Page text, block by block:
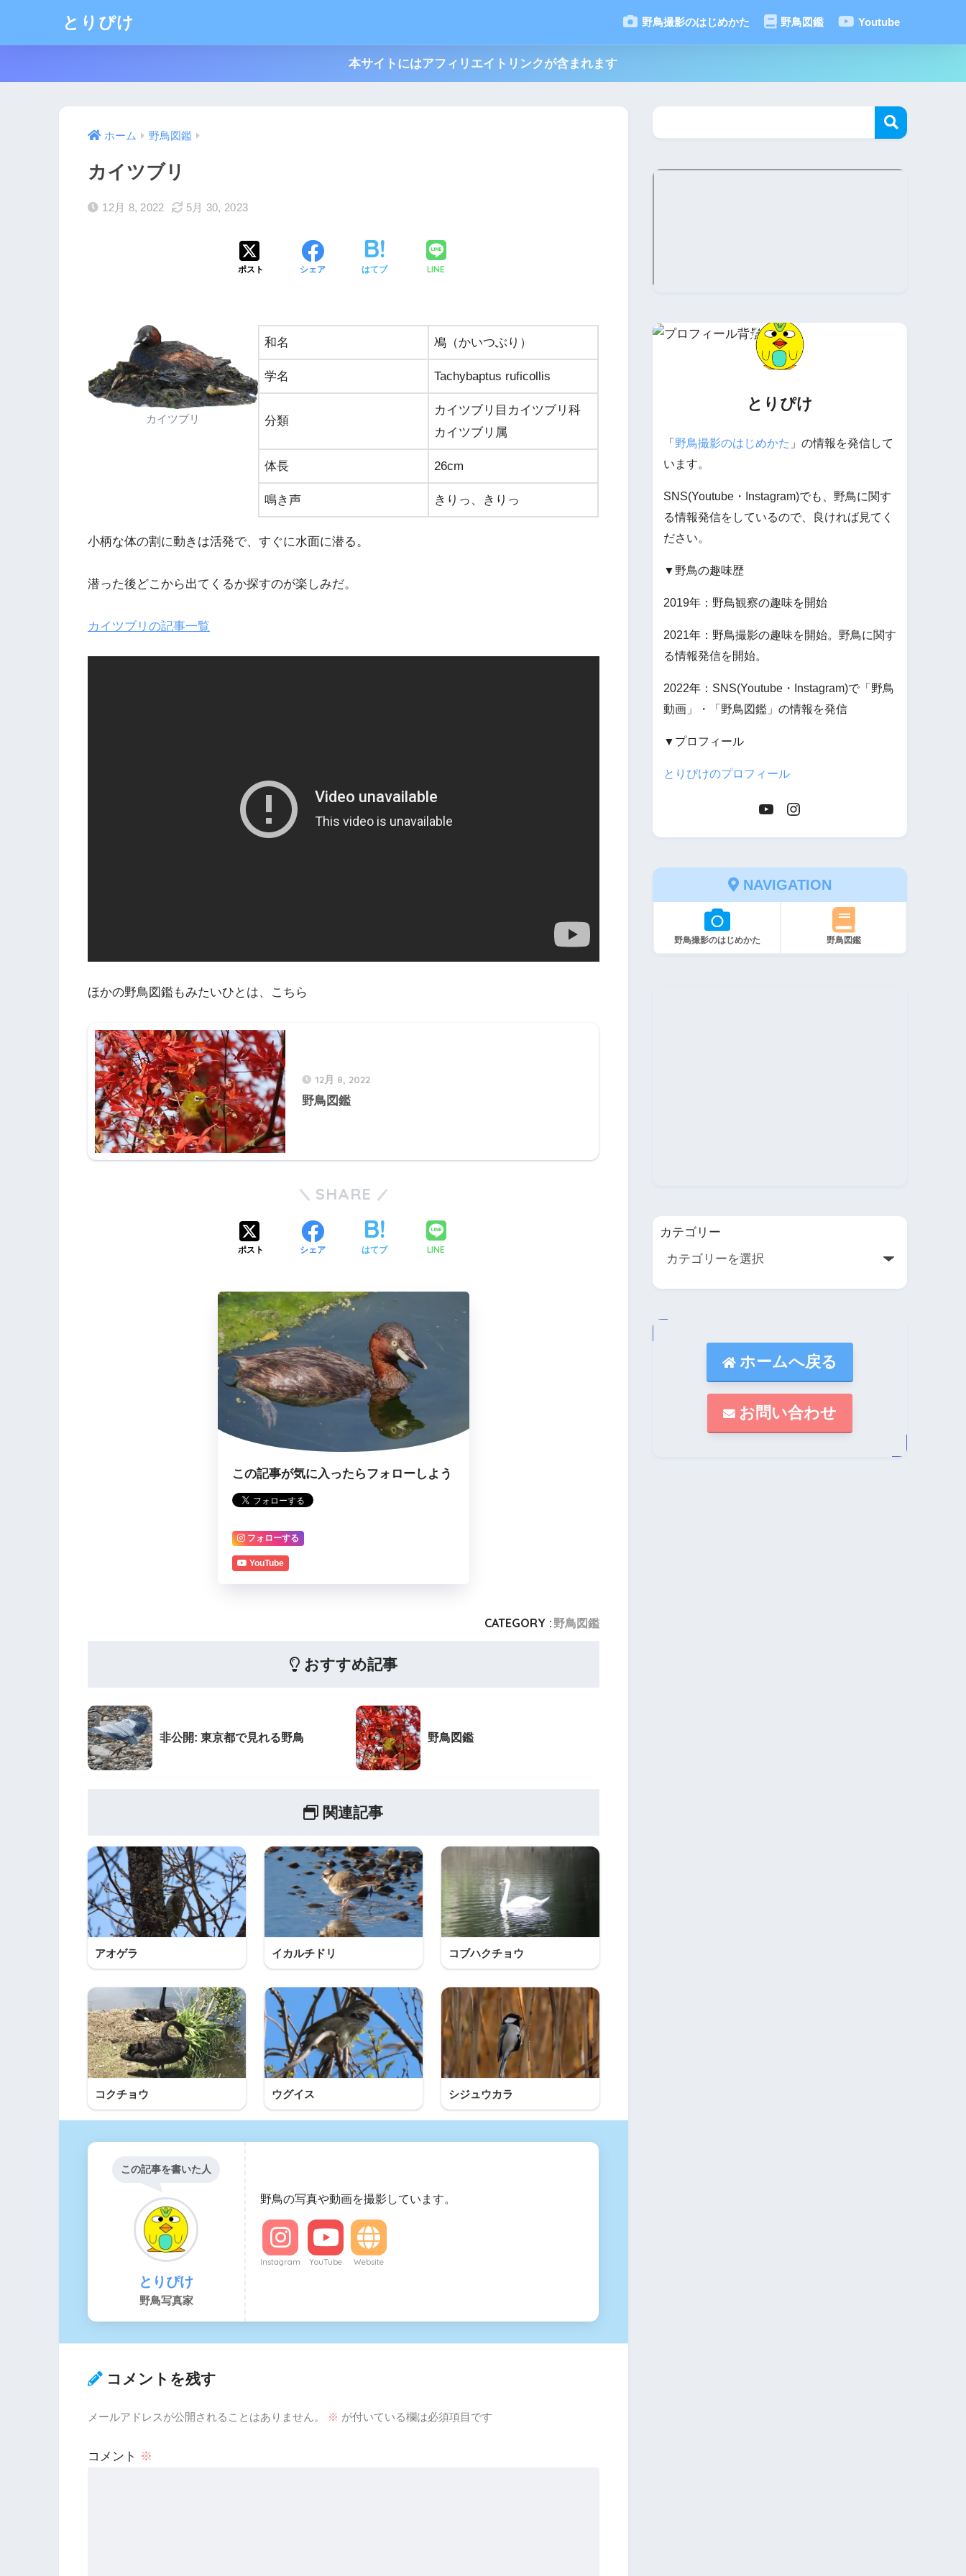
とりぴけ 野鳥撮影のはじめかた 野鳥図鑑 Youtube
本サイトにはアフィリエイトリンクが含まれます
ホーム 野鳥図鑑
カイツブリ
12月 8, 2022 5月 30, 2023
ポスト シェア はてブ LINE
カイツブリ
和名 鳰（かいつぶり）
学名 Tachybaptus ruficollis
分類
カイツブリ目カイツブリ科
カイツブリ属
体長 26cm
鳴き声 きりっ、きりっ
小柄な体の割に動きは活発で、すぐに水面に潜る。
潜った後どこから出てくるか探すのが楽しみだ。
カイツブリの記事一覧
ほかの野鳥図鑑もみたいひとは、こちら
12月 8, 2022
野鳥図鑑
SHARE
ポスト シェア はてブ LINE
この記事が気に入ったらフォローしよう
フォローする
YouTube
CATEGORY : 野鳥図鑑
おすすめ記事
非公開: 東京都で見れる野鳥 野鳥図鑑
関連記事
アオゲラ イカルチドリ コブハクチョウ
コクチョウ ウグイス シジュウカラ
この記事を書いた人
とりぴけ
野鳥写真家
野鳥の写真や動画を撮影しています。
Instagram YouTube Website
コメントを残す
メールアドレスが公開されることはありません。 ※ が付いている欄は必須項目です
コメント ※
とりぴけ
「 野鳥撮影のはじめかた 」の情報を発信して
います。
SNS(Youtube・Instagram)でも、野鳥に関す
る情報発信をしているので、良ければ見てく
ださい。
▼野鳥の趣味歴
2019年：野鳥観察の趣味を開始
2021年：野鳥撮影の趣味を開始。野鳥に関す
る情報発信を開始。
2022年：SNS(Youtube・Instagram)で「野鳥
動画」・「野鳥図鑑」の情報を発信
▼プロフィール
とりぴけのプロフィール
NAVIGATION
野鳥撮影のはじめかた 野鳥図鑑
カテゴリー
ホームへ戻る
お問い合わせ